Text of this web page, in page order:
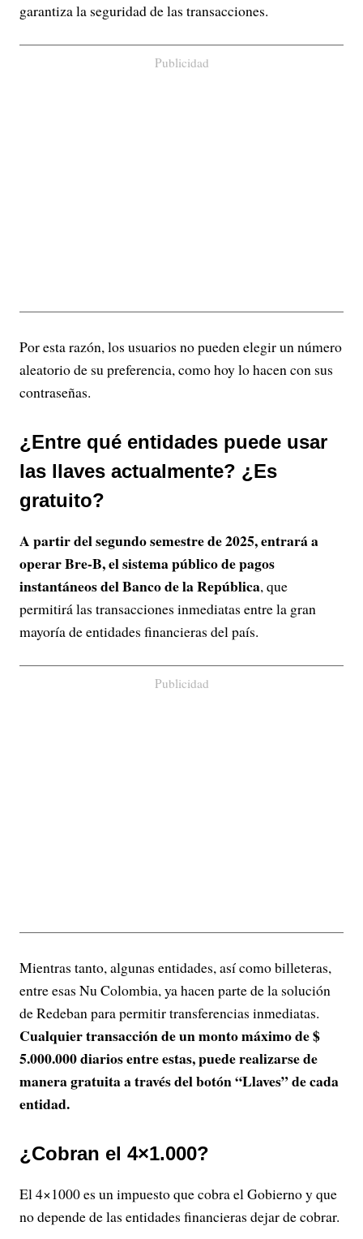
garantiza la seguridad de las transacciones.
Publicidad
Por esta razón, los usuarios no pueden elegir un número
aleatorio de su preferencia, como hoy lo hacen con sus
contraseñas.
¿Entre qué entidades puede usar
las llaves actualmente? ¿Es
gratuito?
A partir del segundo semestre de 2025, entrará a
operar Bre-B, el sistema público de pagos
instantáneos del Banco de la República, que
permitirá las transacciones inmediatas entre la gran
mayoría de entidades financieras del país.
Publicidad
Mientras tanto, algunas entidades, así como billeteras,
entre esas Nu Colombia, ya hacen parte de la solución
de Redeban para permitir transferencias inmediatas.
Cualquier transacción de un monto máximo de $
5.000.000 diarios entre estas, puede realizarse de
manera gratuita a través del botón “Llaves” de cada
entidad.
¿Cobran el 4×1.000?
El 4×1000 es un impuesto que cobra el Gobierno y que
no depende de las entidades financieras dejar de cobrar.